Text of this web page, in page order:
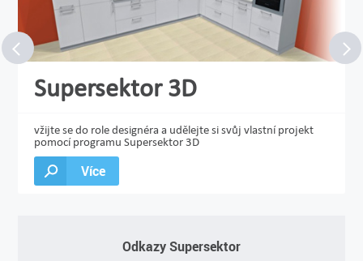
Supersektor 3D
vžijte se do role designéra a udělejte si svůj vlastní projekt
pomocí programu Supersektor 3D
Více
Odkazy Supersektor